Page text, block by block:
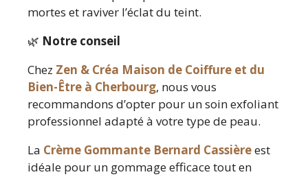
mortes et raviver l’éclat du teint.
🌿 Notre conseil
Chez Zen & Créa Maison de Coiffure et du
Bien-Être à Cherbourg, nous vous
recommandons d’opter pour un soin exfoliant
professionnel adapté à votre type de peau.
La Crème Gommante Bernard Cassièreest
idéale pour un gommage efficace tout en